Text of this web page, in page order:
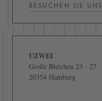
BESUCHEN SIE UNS
UZWEI
Große Bleichen 23 - 27
20354 Hamburg